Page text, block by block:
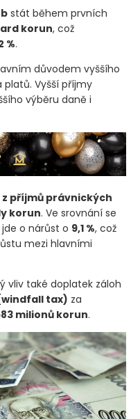
stát během prvních
korun, což
%.
důvodem vyššího
Vyšší příjmy
výběru daně i
z příjmů právnických
korun. Ve srovnání se
o nárůst o 9,1 %, což
mezi hlavními
vliv také doplatek záloh
tax) za
milionů korun.